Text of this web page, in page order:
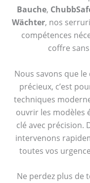
Bauche,
Wächter, nos
compétences
coffre
Nous savons que
précieux, c’est
techniques
ouvrir les modèles
clé avec précision.
intervenons
toutes vos
Ne perdez plus de